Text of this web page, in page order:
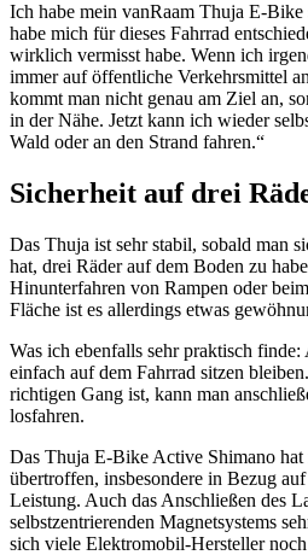
Ich habe mein vanRaam Thuja E-
habe mich für dieses Fahrrad
wirklich vermisst habe. Wenn ich
immer auf öffentliche Verkehrsmittel
kommt man nicht genau am Ziel an,
in der Nähe. Jetzt kann ich wieder
Wald oder an den Strand fahren.“
Sicherheit auf drei
Das Thuja ist sehr stabil, sobald man
hat, drei Räder auf dem Boden zu
Hinunterfahren von Rampen oder
Fläche ist es allerdings etwas
Was ich ebenfalls sehr praktisch
einfach auf dem Fahrrad sitzen
richtigen Gang ist, kann man
losfahren.
Das Thuja E-Bike Active Shimano hat
übertroffen, insbesondere in Bezug
Leistung. Auch das Anschließen des
selbstzentrierenden Magnetsystems
sich viele Elektromobil-Hersteller noch